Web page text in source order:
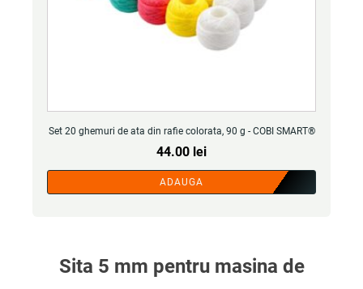
Set 20 ghemuri de ata din rafie colorata, 90 g - COBI SMART®
44.00 lei
ADAUGA
Sita 5 mm pentru masina de